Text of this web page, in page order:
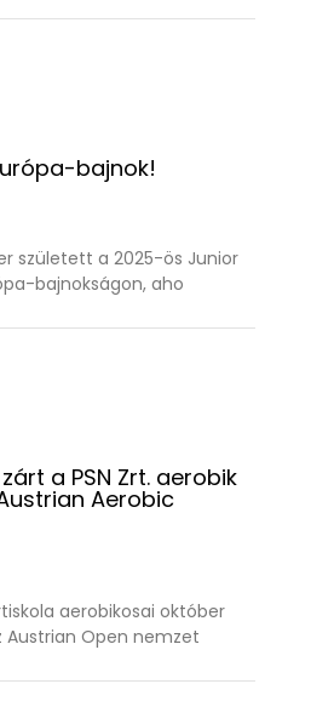
bajnok!
született a 2025-ös Junior
bajnokságon, aho
a PSN Zrt. aerobik
Aerobic
aerobikosai október
Austrian Open nemzet